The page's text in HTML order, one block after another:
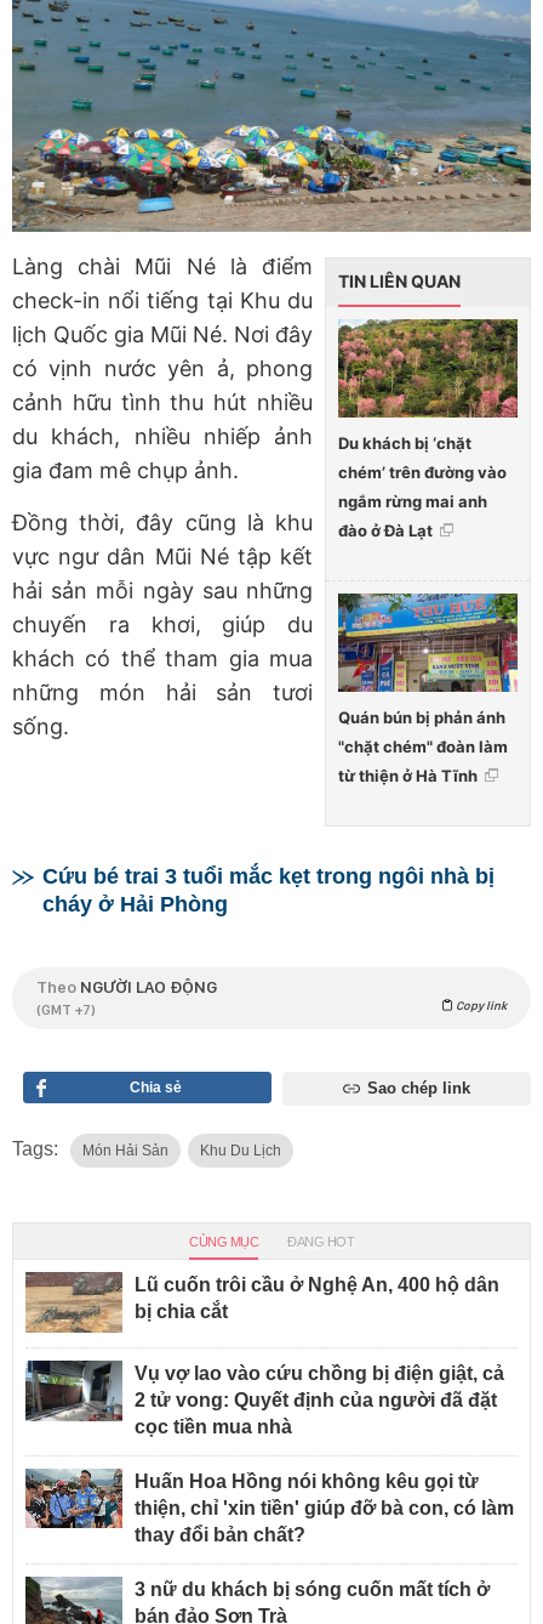
TIN LIÊN QUAN
Du khách bị ‘chặt
chém’ trên đường vào
ngắm rừng mai anh
đào ở Đà Lạt
Quán bún bị phản ánh
"chặt chém" đoàn làm
từ thiện ở Hà Tĩnh
Làng chài Mũi Né là điểm
check-in nổi tiếng tại Khu du
lịch Quốc gia Mũi Né. Nơi đây
có vịnh nước yên ả, phong
cảnh hữu tình thu hút nhiều
du khách, nhiều nhiếp ảnh
gia đam mê chụp ảnh.
Đồng thời, đây cũng là khu
vực ngư dân Mũi Né tập kết
hải sản mỗi ngày sau những
chuyến ra khơi, giúp du
khách có thể tham gia mua
những món hải sản tươi
sống.
Cứu bé trai 3 tuổi mắc kẹt trong ngôi nhà bị
cháy ở Hải Phòng
Theo NGƯỜI LAO ĐỘNG
(GMT +7) Copy link
Chia sẻ Sao chép link
Tags: Món Hải Sản Khu Du Lịch
CÙNG MỤC ĐANG HOT
Lũ cuốn trôi cầu ở Nghệ An, 400 hộ dân
bị chia cắt
Vụ vợ lao vào cứu chồng bị điện giật, cả
2 tử vong: Quyết định của người đã đặt
cọc tiền mua nhà
Huấn Hoa Hồng nói không kêu gọi từ
thiện, chỉ 'xin tiền' giúp đỡ bà con, có làm
thay đổi bản chất?
3 nữ du khách bị sóng cuốn mất tích ở
bán đảo Sơn Trà